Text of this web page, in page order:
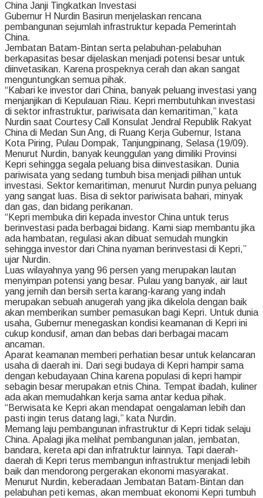
China Janji Tingkatkan Investasi
Gubernur H Nurdin Basirun menjelaskan rencana
pembangunan sejumlah infrastruktur kepada Pemerintah
China.
Jembatan Batam-Bintan serta pelabuhan-pelabuhan
berkapasitas besar dijelaskan menjadi potensi besar untuk
diinvetasikan. Karena prospeknya cerah dan akan sangat
menguntungkan semua pihak.
“Kabari ke investor dari China, banyak peluang investasi yang
menjanjikan di Kepulauan Riau. Kepri membutuhkan investasi
di sektor infrastruktur, pariwisata dan kemaritiman,” kata
Nurdin saat Courtesy Call Konsulat Jendral Republik Rakyat
China di Medan Sun Ang, di Ruang Kerja Gubernur, Istana
Kota Piring, Pulau Dompak, Tanjungpinang, Selasa (19/09).
Menurut Nurdin, banyak keunggulan yang dimiliki Provinsi
Kepri sehingga segala peluang bisa diinvestasikan. Dunia
pariwisata yang sedang tumbuh bisa menjadi pilihan untuk
investasi. Sektor kemaritiman, menurut Nurdin punya peluang
yang sangat luas. Bisa di sektor pariwisata bahari, minyak
dan gas, dan bidang perikanan.
“Kepri membuka diri kepada investor China untuk terus
berinvestasi pada berbagai bidang. Kami siap membantu jika
ada hambatan, regulasi akan dibuat semudah mungkin
sehingga investor dari China nyaman berinvestasi di Kepri,”
ujar Nurdin.
Luas wilayahnya yang 96 persen yang merupakan lautan
menyimpan potensi yang besar. Pulau yang banyak, air laut
yang jernih dan bersih serta karang-karang yang indah
merupakan sebuah anugerah yang jika dikelola dengan baik
akan memberikan sumber pemasukan bagi Kepri. Untuk dunia
usaha, Gubernur menegaskan kondisi keamanan di Kepri ini
cukup kondusif, aman dan bebas dari berbagai macam
ancaman.
Aparat keamanan memberi perhatian besar untuk kelancaran
usaha di daerah ini. Dari segi budaya di Kepri hampir sama
dengan kebudayaan China karena populasi di kepri hampir
sebagin besar merupakan etnis China. Tempat ibadah, kuliner
ada akan memudahkan kerja sama antar kedua pihak.
“Berwisata ke Kepri akan mendapat oengalaman lebih dan
pasti ingin terus datang lagi,” kata Nurdin.
Memang laju pembangunan infrastruktur di Kepri tidak selaju
China. Apalagi jika melihat pembangunan jalan, jembatan,
bandara, kereta api dan infratruktur lainnya. Tapi daerah-
daerah di Kepri terus membangun infrastruktur menjadi lebih
baik dan mendorong pergerakan ekonomi masyarakat.
Menurut Nurdin, keberadaan Jembatan Batam-Bintan dan
pelabuhan peti kemas, akan membuat ekonomi Kepri tumbuh